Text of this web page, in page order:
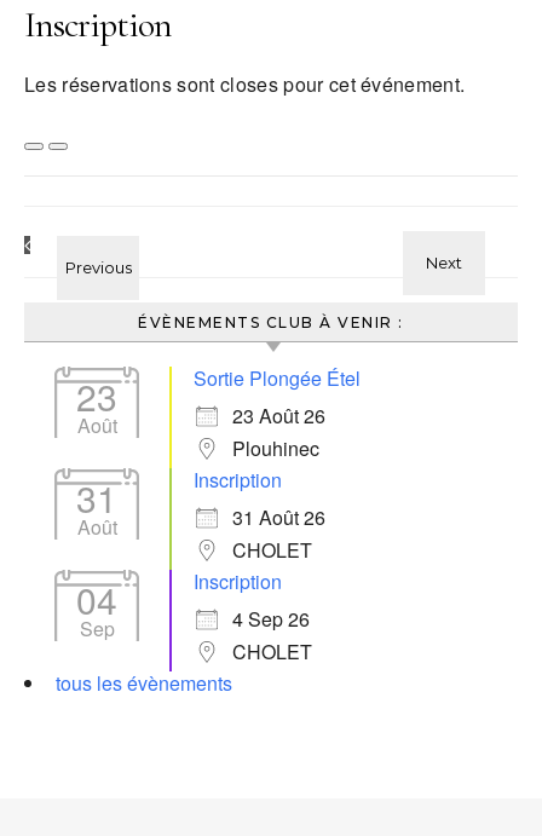
Inscription
Les réservations sont closes pour cet événement.
ÉVÈNEMENTS CLUB À VENIR :
23
Août
Sortie Plongée Étel
23 Août 26
Plouhinec
31
Août
Inscription
31 Août 26
CHOLET
04
Sep
Inscription
4 Sep 26
CHOLET
tous les évènements